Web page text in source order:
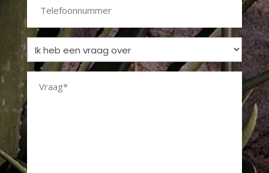
Ik
heb
een
vraag
over